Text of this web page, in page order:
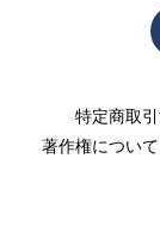
特定商取
著作権について